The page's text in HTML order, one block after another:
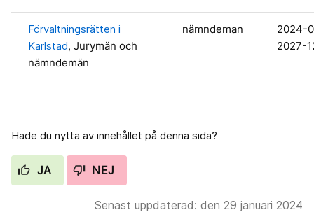
Förvaltningsrätten i
Karlstad, Jurymän och
nämndemän
nämndeman
2024-
2027-
Hade du nytta av innehållet på denna sida?
JA NEJ
Senast uppdaterad: den 29 januari 2024